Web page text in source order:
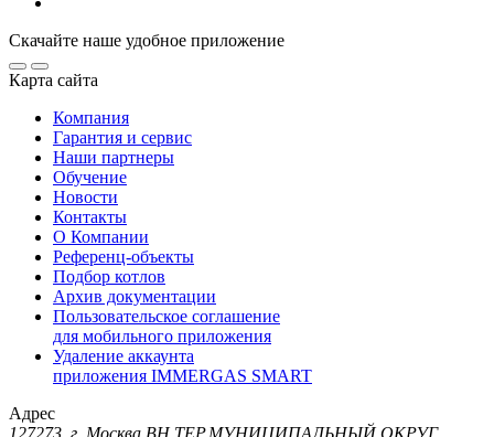
Скачайте наше удобное приложение
Карта сайта
Компания
Гарантия и сервис
Наши партнеры
Обучение
Новости
Контакты
О Компании
Референц-объекты
Подбор котлов
Архив документации
Пользовательское соглашение
для мобильного приложения
Удаление аккаунта
приложения IMMERGAS SMART
Адрес
127273, г. Москва ВН.ТЕР.МУНИЦИПАЛЬНЫЙ ОКРУГ